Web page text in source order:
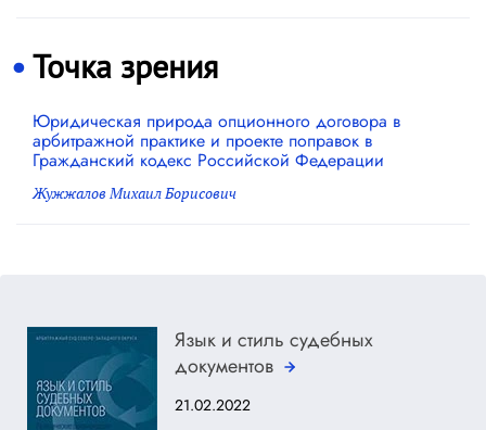
Точка зрения
Юридическая природа опционного договора в
арбитражной практике и проекте поправок в
Гражданский кодекс Российской Федерации
Жужжалов Михаил Борисович
Язык и стиль судебных
документов
21.02.2022